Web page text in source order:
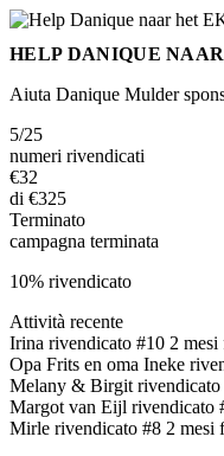
HELP DANIQUE
Aiuta Danique Mulder
5/25
numeri rivendicati
€32
di €325
Terminato
campagna terminata
10% rivendicato
Attività recente
Irina rivendicato #10 2 mesi
Opa Frits en oma Ineke
Melany & Birgit rivendicato
Margot van Eijl rivendicato
Mirle rivendicato #8 2 mesi